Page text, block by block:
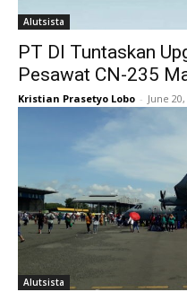
Alutsista
PT DI Tuntaskan
Pesawat CN-235
Kristian Prasetyo Lobo - June
Alutsista